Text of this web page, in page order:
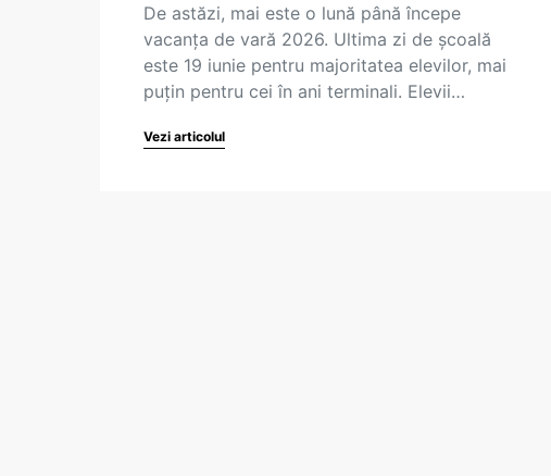
De astăzi, mai este o lună până începe
vacanța de vară 2026. Ultima zi de școală
este 19 iunie pentru majoritatea elevilor, mai
puțin pentru cei în ani terminali. Elevii…
Vezi articolul